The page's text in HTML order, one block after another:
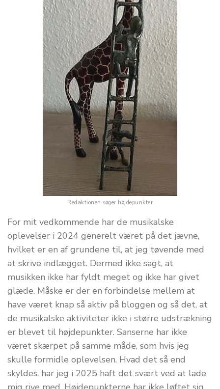
Redaktionen søger højdepunkter
For mit vedkommende har de musikalske
oplevelser i 2024 generelt været på det jævne,
hvilket er en af grundene til, at jeg tøvende med
at skrive indlægget. Dermed ikke sagt, at
musikken ikke har fyldt meget og ikke har givet
glæde. Måske er der en forbindelse mellem at
have været knap så aktiv på bloggen og så det, at
de musikalske aktiviteter ikke i større udstrækning
er blevet til højdepunkter. Sanserne har ikke
været skærpet på samme måde, som hvis jeg
skulle formidle oplevelsen. Hvad det så end
skyldes, har jeg i 2025 haft det svært ved at lade